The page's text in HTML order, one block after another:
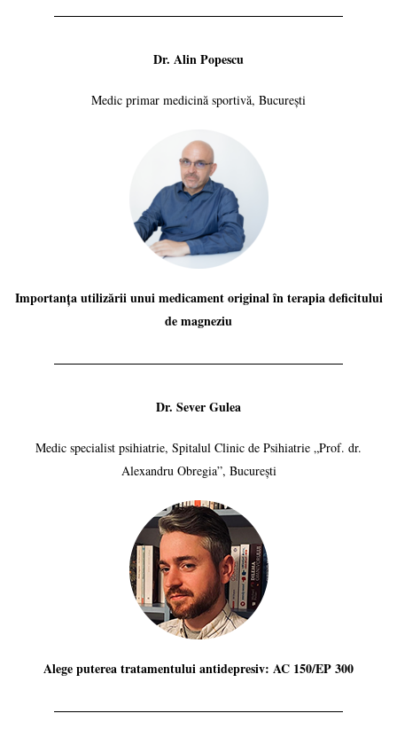
Dr. Alin Popescu
Medic primar medicină sportivă, București
Importanța utilizării unui medicament original în terapia deficitului
de magneziu
Dr. Sever Gulea
Medic specialist psihiatrie, Spitalul Clinic de Psihiatrie „Prof. dr.
Alexandru Obregia”, București
Alege puterea tratamentului antidepresiv: AC 150/EP 300